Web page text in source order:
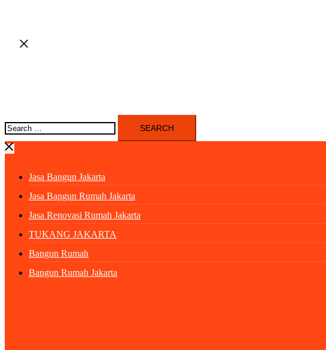
Search
for:
Jasa Bangun Jakarta
Jasa Bangun Rumah Jakarta
Jasa Renovasi Rumah Jakarta
TUKANG JAKARTA
Bangun Rumah
Bangun Rumah Jakarta